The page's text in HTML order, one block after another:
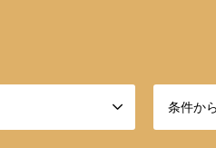
条件か